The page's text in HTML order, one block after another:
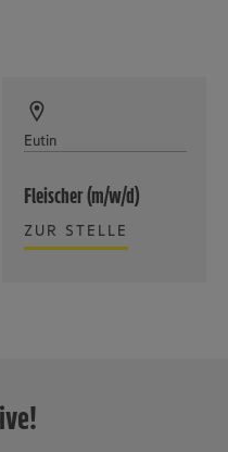
Eutin
Fleischer (m/w/d)
ZUR STELLE